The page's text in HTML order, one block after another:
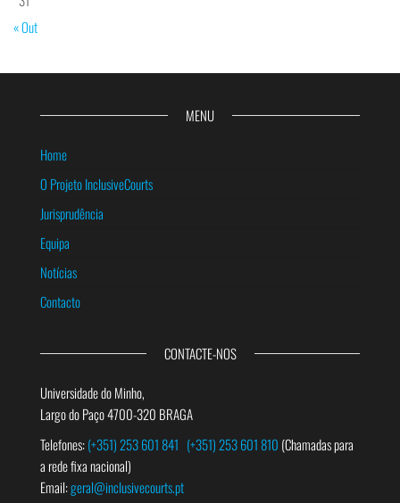
« Out
MENU
Home
O Projeto InclusiveCourts
Jurisprudência
Equipa
Notícias
Contacto
CONTACTE-NOS
Universidade do Minho,
Largo do Paço 4700-320 BRAGA
Telefones:(+351) 253 601 841 (+351) 253 601 810 (Chamadas para
a rede fixa nacional)
Email:geral@inclusivecourts.pt